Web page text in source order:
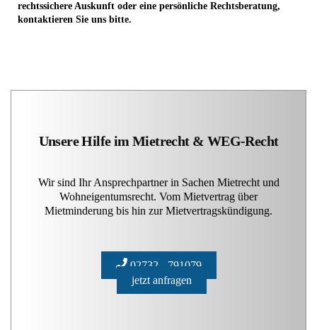
rechtssichere Auskunft oder eine persönliche Rechtsberatung,
kontaktieren Sie uns bitte.
Unsere Hilfe im Mietrecht & WEG-Recht
Wir sind Ihr Ansprechpartner in Sachen Mietrecht und
Wohneigentumsrecht. Vom Mietvertrag über
Mietminderung bis hin zur Mietvertragskündigung.
02732 - 791079
jetzt anfragen